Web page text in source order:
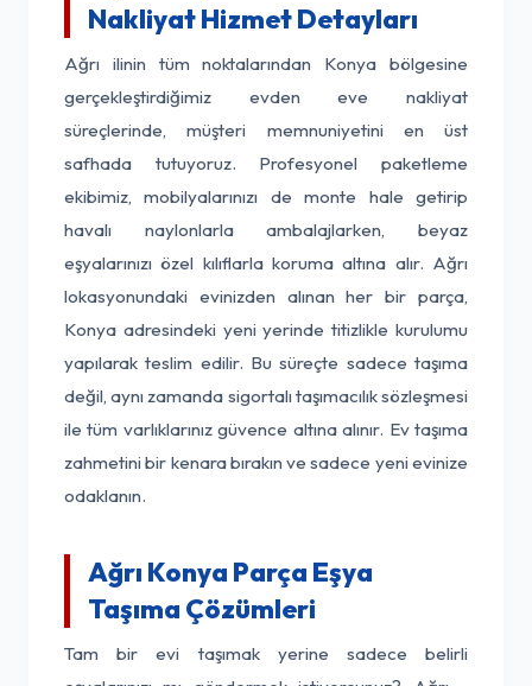
Nakliyat Hizmet Detayları
Ağrı ilinin tüm noktalarından Konya bölgesine
gerçekleştirdiğimiz evden eve nakliyat
süreçlerinde, müşteri memnuniyetini en üst
safhada tutuyoruz. Profesyonel paketleme
ekibimiz, mobilyalarınızı de monte hale getirip
havalı naylonlarla ambalajlarken, beyaz
eşyalarınızı özel kılıflarla koruma altına alır. Ağrı
lokasyonundaki evinizden alınan her bir parça,
Konya adresindeki yeni yerinde titizlikle kurulumu
yapılarak teslim edilir. Bu süreçte sadece taşıma
değil, aynı zamanda sigortalı taşımacılık sözleşmesi
ile tüm varlıklarınız güvence altına alınır. Ev taşıma
zahmetini bir kenara bırakın ve sadece yeni evinize
odaklanın.
Ağrı Konya Parça Eşya
Taşıma Çözümleri
Tam bir evi taşımak yerine sadece belirli